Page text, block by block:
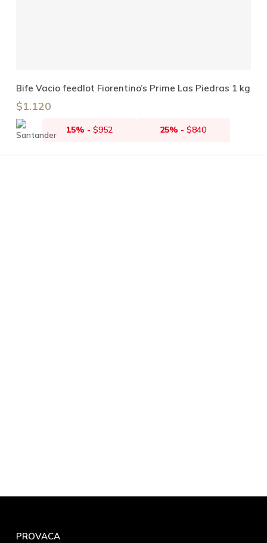
Añadir Al Carrito
Bife Vacio feedlot Fiorentino’s Prime Las Piedras 1 kg
$1.120
15% - $952 25% -$840
PROVACA